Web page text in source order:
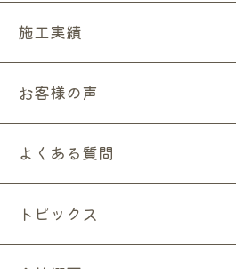
施工実績
お客様の声
よくある質問
トピックス